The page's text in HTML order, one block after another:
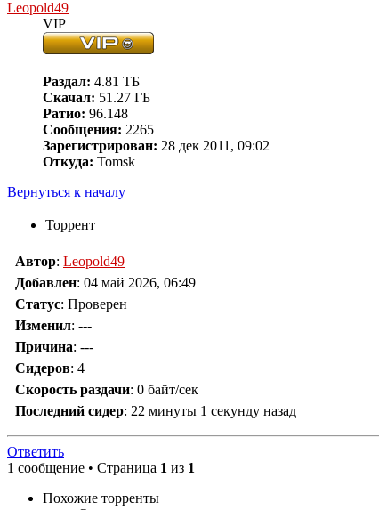
Leopold49
VIP
Раздал: 4.81 ТБ
Скачал: 51.27 ГБ
Ратио: 96.148
Сообщения: 2265
Зарегистрирован: 28 дек 2011, 09:02
Откуда: Tomsk
Вернуться к началу
Торрент
Автор: Leopold49
Добавлен: 04 май 2026, 06:49
Статус: Проверен
Изменил: ---
Причина: ---
Сидеров: 4
Скорость раздачи: 0 байт/сек
Последний сидер: 22 минуты 1 секунду назад
Ответить
1 сообщение • Страница 1 из 1
Похожие торренты